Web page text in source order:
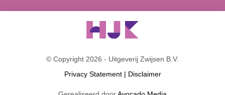
© Copyright 2026 - Uitgeverij Zwijsen B.V.
Privacy Statement| Disclaimer